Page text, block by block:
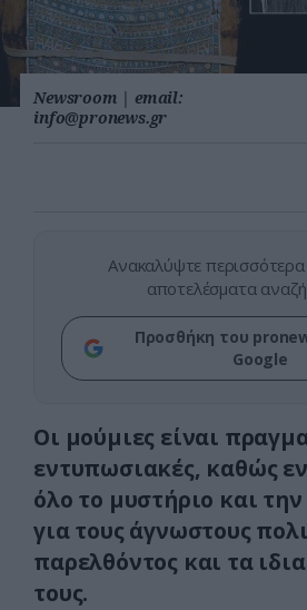
Newsroom | email:
info@pronews.gr
Ανακαλύψτε
αποτελέσματα
Προσθήκη του
Google
Οι μούμιες είναι
εντυπωσιακές, καθώς
όλο το μυστήριο και
για τους άγνωστους
παρελθόντος και τα
τους.